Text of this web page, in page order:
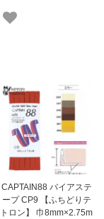
CAPTAIN88 バイアステ
ープ CP9 【ふちどりテ
トロン】 巾8mm×2.75m